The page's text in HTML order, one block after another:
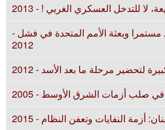
لا للتدخل العسكري الغربي ! - 2013
مستمرا وبعثة الأمم المتحدة في فشل -
2012
لتحضير مرحلة ما بعد الأسد - 2012
في صلب أزمات الشرق الأوسط - 2005
أزمة النفايات وتعفن النظام - 2015